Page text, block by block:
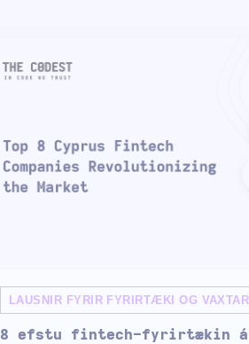
LAUSNIR FYRIR FYRIRTÆKI OG
8 efstu fintech-fyrirtækin á